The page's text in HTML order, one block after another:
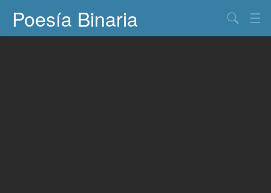
Poesía Binaria